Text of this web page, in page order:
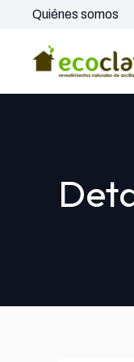
Quiénes somos